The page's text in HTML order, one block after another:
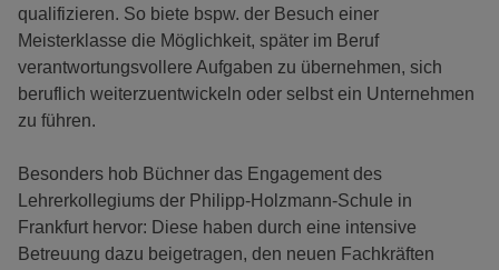
qualifizieren. So biete bspw. der Besuch einer
Meisterklasse die Möglichkeit, später im Beruf
verantwortungsvollere Aufgaben zu übernehmen, sich
beruflich weiterzuentwickeln oder selbst ein Unternehmen
zu führen.
Besonders hob Büchner das Engagement des
Lehrerkollegiums der Philipp-Holzmann-Schule in
Frankfurt hervor: Diese haben durch eine intensive
Betreuung dazu beigetragen, den neuen Fachkräften